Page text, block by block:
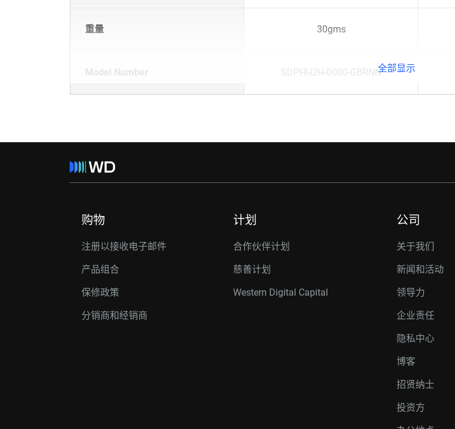
重量 30gms
Model Number SDPHH2H-0000-GBRNN全部显示
购物
注册以接收电子邮件
产品组合
保修政策
分销商和经销商
计划
合作伙伴计划
慈善计划
Western Digital Capital
公司
关于我们
新闻和活动
领导力
企业责任
隐私中心
博客
招贤纳士
投资方